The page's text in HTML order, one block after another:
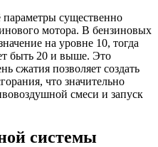
параметры существенно
мотора. В бензиновых
на уровне 10, тогда
быть 20 и выше. Это
сжатия позволяет создать
что значительно
смеси и запуск
системы